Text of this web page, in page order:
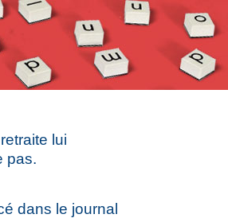
lui
pas.
dans le journal